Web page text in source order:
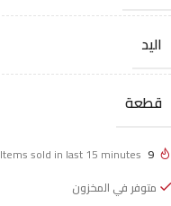
اليد
قطعة
9
Items sold in last 15 minutes
متوفر في المخزون